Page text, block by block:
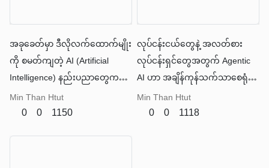
အခုခေတ်မှာ ဒီလိုလက်ထောက်မျိုး
ကို စမတ်ကျတဲ့ AI (Artificial
Intelligence) နည်းပညာတွေကနေ
ဖန်တီးပေးနိုင်နေပါပြီ။ ဒါကို
"Agentic AI" လို့ ခေါ်ဆိုနိုင်ပါ
Min Than Htut
0 0 1150
လုပ်ငန်းငယ်တွေနဲ့ အလတ်စား
လုပ်ငန်းရှင်တွေအတွက် Agentic
AI ဟာ အချိန်ကုန်သက်သာစေရုံ
သာမက ကုန်ကျစရိတ်ကိုပါ
လျှော့ချပေးနိုင်ပါတယ်။
Min Than Htut
0 0 1118